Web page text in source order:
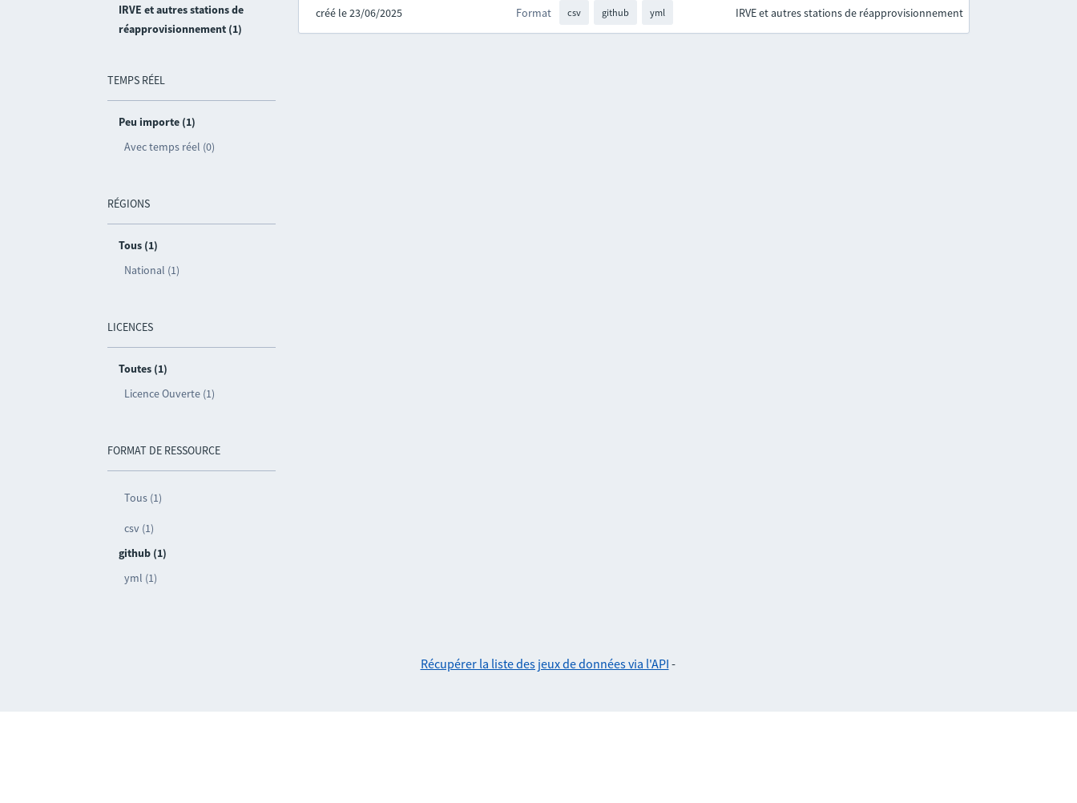
IRVE et autres stations de
réapprovisionnement (1)
TEMPS RÉEL
Peu importe (1)
Avec temps réel (0)
RÉGIONS
Tous (1)
National (1)
LICENCES
Toutes (1)
Licence Ouverte (1)
FORMAT DE RESSOURCE
Tous (1)
csv (1)
github (1)
yml (1)
créé le 23/06/2025 Format csv github yml IRVE et autres stations de réapprovisionnement
Récupérer la liste des jeux de données via l'API -